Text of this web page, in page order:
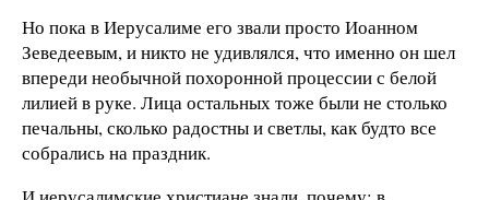
Но пока в Иерусалиме его звали просто Иоанном
Зеведеевым, и никто не удивлялся, что именно он шел
впереди необычной похоронной процессии с белой
лилией в руке. Лица остальных тоже были не столько
печальны, сколько радостны и светлы, как будто все
собрались на праздник.